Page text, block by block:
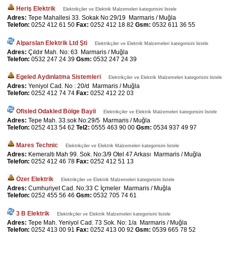
Heriş Elektrik Elektrikçiler ve Elektrik Malzemeleri kategorisini listele
Adres: Tepe Mahallesi 33. Sokak No:29/19 Marmaris / Muğla
Telefon: 0252 412 61 50 Fax: 0252 412 18 82 Gsm: 0532 611 36 55
Alparslan Elektrik Ltd Şti Elektrikçiler ve Elektrik Malzemeleri kategorisini listele
Adres: Çıldır Mah. No: 63 Marmaris / Muğla
Telefon: 0532 247 24 39 Gsm: 0532 247 24 39
Egeled Aydınlatma Sistemleri Elektrikçiler ve Elektrik Malzemeleri kategorisini listele
Adres: Yeniyol Cad. No : 20/d Marmaris / Muğla
Telefon: 0252 412 74 74 Fax: 0252 412 22 03
Ofisled Odakled Bölge Bayii Elektrikçiler ve Elektrik Malzemeleri kategorisini listele
Adres: Tepe Mah. 33.sok No:29/5 Marmaris / Muğla
Telefon: 0252 413 54 62 Tel2: 0555 463 90 00 Gsm: 0534 937 49 97
Mares Technic Elektrikçiler ve Elektrik Malzemeleri kategorisini listele
Adres: Kemeraltı Mah 99. Sok. No:3/9 Otel 47 Arkası Marmaris / Muğla
Telefon: 0252 412 46 78 Fax: 0252 412 51 13
Özer Elektrik Elektrikçiler ve Elektrik Malzemeleri kategorisini listele
Adres: Cumhuriyet Cad. No:33 C İçmeler Marmaris / Muğla
Telefon: 0252 455 56 46 Gsm: 0532 705 74 61
3 B Elektrik Elektrikçiler ve Elektrik Malzemeleri kategorisini listele
Adres: Tepe Mah. Yeniyol Cad. 73 Sok. No: 1/a Marmaris / Muğla
Telefon: 0252 413 00 91 Fax: 0252 413 00 92 Gsm: 0539 665 78 52